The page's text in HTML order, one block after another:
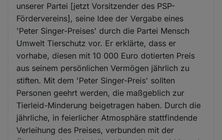
unserer Partei [jetzt Vorsitzender des PSP-
Fördervereins], seine Idee der Vergabe eines
'Peter Singer-Preises' durch die Partei Mensch
Umwelt Tierschutz vor. Er erklärte, dass er
vorhabe, diesen mit 10 000 Euro dotierten Preis
aus seinem persönlichen Vermögen jährlich zu
stiften. Mit dem 'Peter Singer-Preis' sollten
Personen geehrt werden, die maßgeblich zur
Tierleid-Minderung beigetragen haben. Durch die
jährliche, in feierlicher Atmosphäre stattfindende
Verleihung des Preises, verbunden mit der